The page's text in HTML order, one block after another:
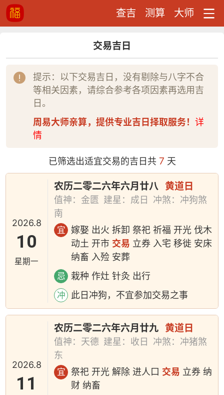
查吉 测算 大师
交易吉日
提示：以下交易吉日，没有剔除与八字不合
等相关因素，请综合参考各项因素再选用吉
日。
周易大师亲算，提供专业吉日择取服务！ 详
情
已筛选出适宜交易的吉日共7 天
2026.8
10
星期一
农历二零二六年六月廿八 黄道日
值神：金匮 建星：成日
冲煞：冲狗煞
南
宜
嫁娶 出火 拆卸 祭祀 祈福 开光 伐木
动土 开市 交易 立券 入宅 移徙 安床
纳畜 入殓 安葬
忌 栽种 作灶 针灸 出行
冲 此日冲狗，不宜参加交易之事
2026.8
11
农历二零二六年六月廿九 黄道日
值神：天德 建星：收日
冲煞：冲猪煞
东
宜 祭祀 开光 解除 进人口 交易 立券 纳
财 纳畜